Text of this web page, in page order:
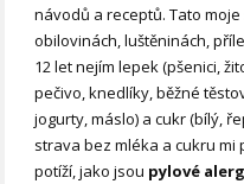
návodů a receptů. Tato
obilovinách, luštěninách,
12 let nejím lepek (pšenici,
pečivo, knedlíky, běžné
jogurty, máslo) a cukr (bílý,
strava bez mléka a cukru
potíží, jako jsou pylové